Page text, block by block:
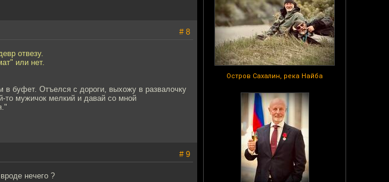
Остров Сахалин, река Найба
# 8
отвезу.
или нет.
буфет. Отъелся с дороги, выхожу в развалочку
то мужичок мелкий и давай со мной
# 9
нечего ?